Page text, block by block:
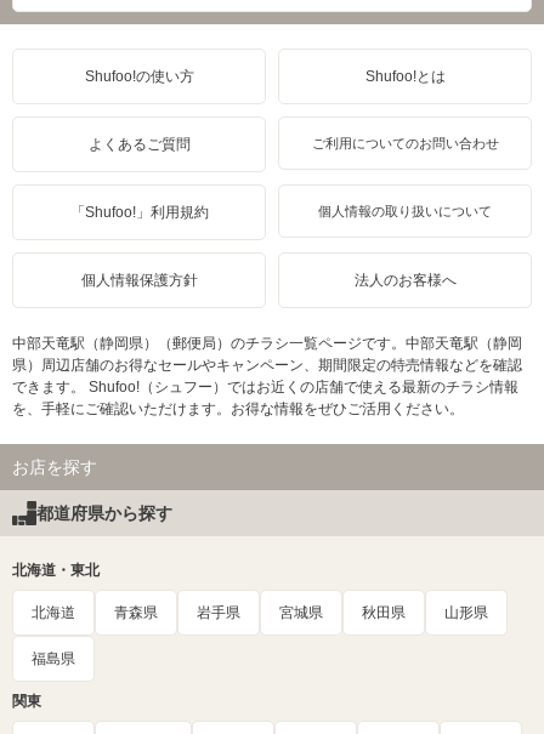
Shufoo!の使い方 Shufoo!とは
よくあるご質問 ご利用についてのお問い合わせ
「Shufoo!」利用規約 個人情報の取り扱いについて
個人情報保護方針 法人のお客様へ
中部天竜駅（静岡県）（郵便局）のチラシ一覧ページです。中部天竜駅（静岡
県）周辺店舗のお得なセールやキャンペーン、期間限定の特売情報などを確認
できます。 Shufoo!（シュフー）ではお近くの店舗で使える最新のチラシ情報
を、手軽にご確認いただけます。お得な情報をぜひご活用ください。
お店を探す
都道府県から探す
北海道・東北
北海道 青森県 岩手県 宮城県 秋田県 山形県
福島県
関東